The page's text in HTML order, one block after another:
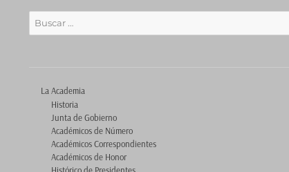
Buscar
por:
La Academia
Historia
Junta de Gobierno
Académicos de Número
Académicos Correspondientes
Académicos de Honor
Histórico de Presidentes